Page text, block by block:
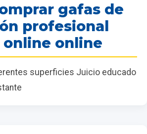
gafas de
profesional
online
superficies Juicio educado